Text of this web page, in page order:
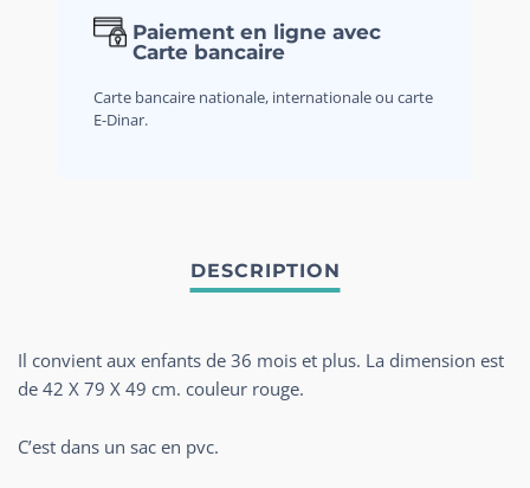
Paiement en ligne avec
Carte bancaire
Carte bancaire nationale, internationale ou carte
E-Dinar.
Il convient aux enfants de 36 mois et plus. La dimension est
de 42 X 79 X 49 cm. couleur rouge.
C’est dans un sac en pvc.